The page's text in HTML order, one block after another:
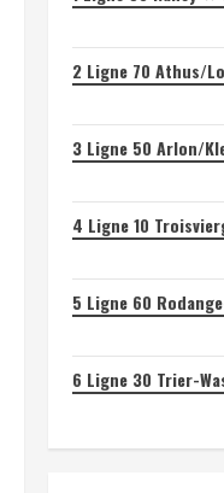
2Ligne 70 Athus/
3Ligne 50 Arlon/
4 Ligne 10
5 Ligne 60
6 Ligne 30 Trier-